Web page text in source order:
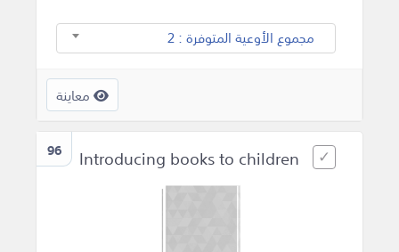
مجموع الأوعية المتوفرة : 2
معاينة
96